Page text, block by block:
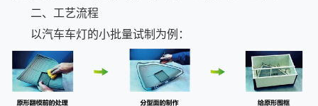
二、工艺流程
以汽车车灯的小批量试制为例：